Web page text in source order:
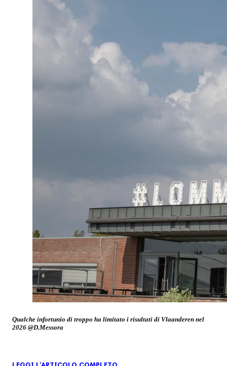
Qualche infortunio di troppo ha limitato i risultati di Vlaanderen nel
2026 @D.Messora